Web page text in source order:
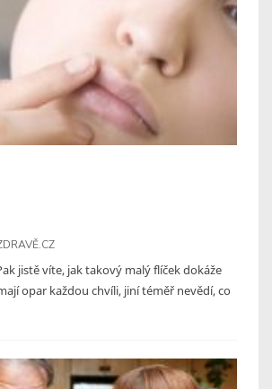
jistě víte, jak takový malý flíček dokáže
opar každou chvíli, jiní téměř nevědí, co